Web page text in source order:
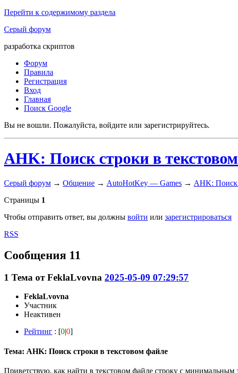
Перейти к содержимому раздела
Серый форум
разработка скриптов
Форум
Правила
Регистрация
Вход
Главная
Поиск Google
Вы не вошли. Пожалуйста, войдите или зарегистрируйтесь.
AHK: Поиск строки в
Серый форум → Общение → AutoHotKey — Games → AHK: Поиск
Страницы 1
Чтобы отправить ответ, вы должны войти или зарегистрироваться
RSS
Сообщения 11
1 Тема отFeklaLvovna 2025-05-09 07:29:57
FeklaLvovna
Участник
Неактивен
Рейтинг : [0|0]
Тема: AHK: Поиск строки в текстовом файле
Приветствую, как найти в текстовом файле строку с минимальным